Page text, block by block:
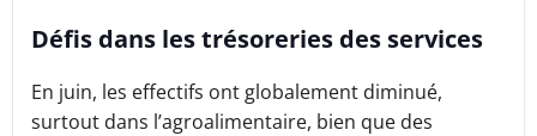
Défis dans les trésoreries des services
En juin, les effectifs ont globalement diminué,
surtout dans l’agroalimentaire, bien que des